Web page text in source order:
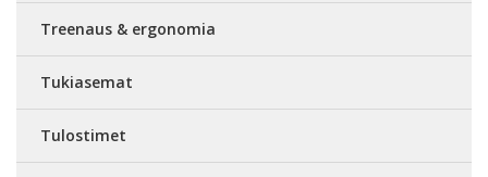
Treenaus & ergonomia
Tukiasemat
Tulostimet